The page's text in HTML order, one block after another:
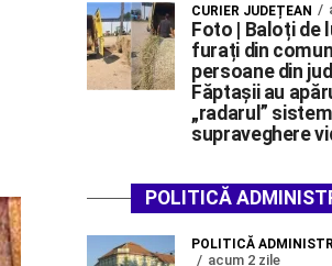
CURIER JUDEȚEAN
Foto | Baloți de
furați din
persoane din
Făptașii au
„radarul”
supraveghere
POLITICĂ
POLITICĂ
acum 2 zile